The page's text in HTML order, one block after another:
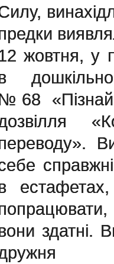
жовтня, у
здатні.